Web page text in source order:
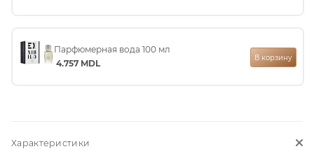
Парфюмерная вода 100 мл
4.757 MDL
В корзину
Характеристики